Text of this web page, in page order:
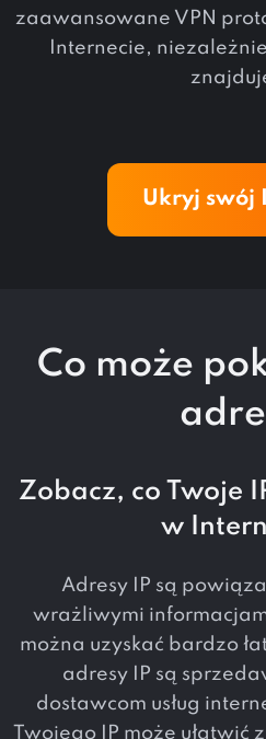
zaawansowane VPN
Internecie,
Ukryj swój
Co może
Zobacz, co Twoje
w
Adresy IP są
wrażliwymi
można uzyskać bardzo
adresy IP są
dostawcom usług
Twojego IP może ułatwić